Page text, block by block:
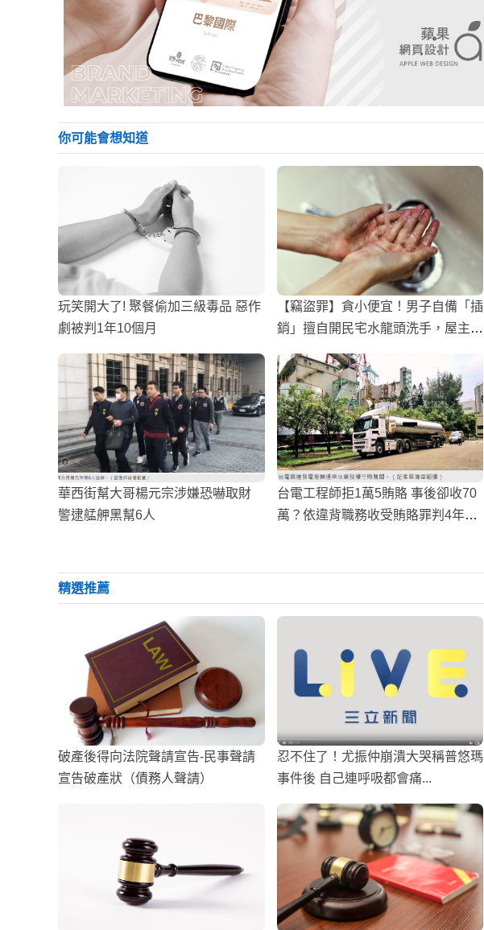
你可能會想知道
玩笑開大了! 聚餐偷加三級毒品 惡作
劇被判1年10個月
【竊盜罪】貪小便宜！男子自備「插
銷」擅自開民宅水龍頭洗手，屋主爆
華西街幫大哥楊元宗涉嫌恐嚇取財
警逮艋舺黑幫6人
台電工程師拒1萬5賄賂 事後卻收70
萬？依違背職務收受賄賂罪判4年10
精選推薦
破產後得向法院聲請宣告-民事聲請
宣告破產狀（債務人聲請）
忍不住了！尤振仲崩潰大哭稱普悠瑪
事件後 自己連呼吸都會痛...